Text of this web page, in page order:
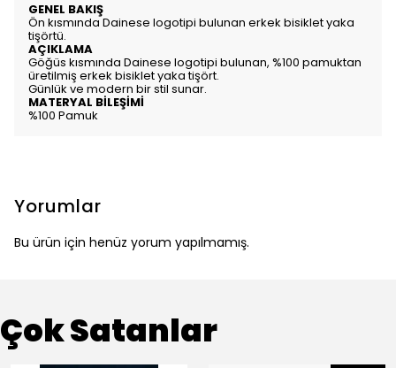
GENEL BAKIŞ
Ön kısmında Dainese logotipi bulunan erkek bisiklet yaka
tişörtü.
AÇIKLAMA
Göğüs kısmında Dainese logotipi bulunan, %100 pamuktan
üretilmiş erkek bisiklet yaka tişört.
Günlük ve modern bir stil sunar.
MATERYAL BİLEŞİMİ
%100 Pamuk
Yorumlar
Bu ürün için henüz yorum yapılmamış.
Çok Satanlar